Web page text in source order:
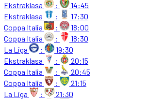
Ekstraklasa
:
14:45
Ekstraklasa
:
17:30
Coppa Italia
:
18:00
Coppa Italia
:
18:30
La Liga
:
19:30
Ekstraklasa
:
20:15
Coppa Italia
:
20:45
Coppa Italia
:
21:15
La Liga
:
21:30